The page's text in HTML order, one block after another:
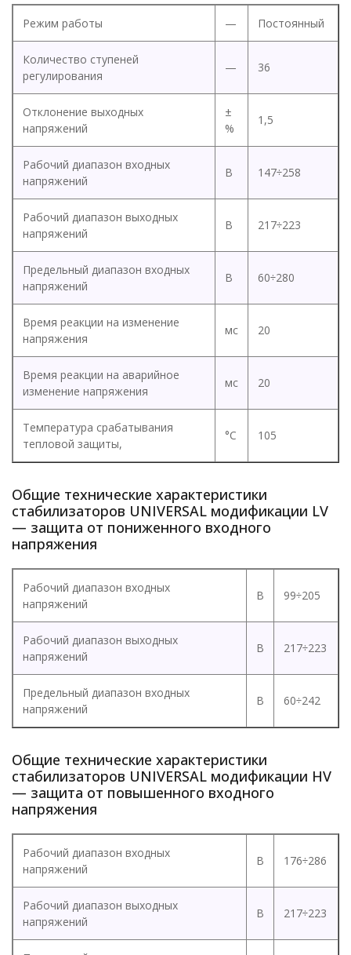
Режим работы — Постоянный
Количество ступеней
регулирования
— 36
Отклонение выходных
напряжений
±
%
1,5
Рабочий диапазон входных
напряжений
В 147÷258
Рабочий диапазон выходных
напряжений
В 217÷223
Предельный диапазон входных
напряжений
В 60÷280
Время реакции на изменение
напряжения
мс 20
Время реакции на аварийное
изменение напряжения
мс 20
Температура срабатывания
тепловой защиты,
°C 105
Общие технические характеристики
стабилизаторов UNIVERSAL модификации LV
— защита от пониженного входного
напряжения
Рабочий диапазон входных
напряжений
В 99÷205
Рабочий диапазон выходных
напряжений
В 217÷223
Предельный диапазон входных
напряжений
В 60÷242
Общие технические характеристики
стабилизаторов UNIVERSAL модификации HV
— защита от повышенного входного
напряжения
Рабочий диапазон входных
напряжений
В 176÷286
Рабочий диапазон выходных
напряжений
В 217÷223